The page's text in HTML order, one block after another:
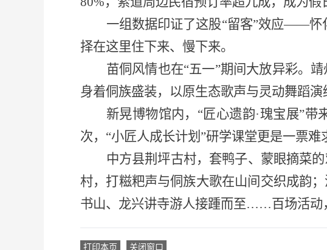
一组数据印证了这股“留客”效应——怀
择在这里住下来、慢下来。
苗侗风情也在“五一”期间大放异彩。
身着侗族盛装，以原生态歌声与灵动舞蹈演
新晃博物馆内， “匠心遗韵·瑰宝展”
次，“小匠人成长计划”研学课堂更是一票难
中方县荆坪古村，套鸭子、蒙眼摘菜
村，打糍粑声与侗族大歌在山间交织成韵
书山、龙兴讲寺游人接踵而至……百场活动
打印本页 关闭窗口